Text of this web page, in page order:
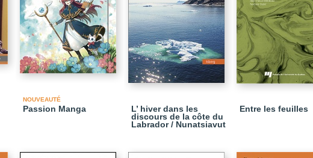
NOUVEAUTÉ
Passion Manga
L’ hiver dans les
discours de la côte du
Labrador / Nunatsiavut
Entre les feuilles